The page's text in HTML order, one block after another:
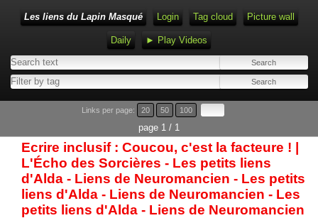
Les liens du Lapin Masqué Login Tag cloud Picture wall
Daily ► Play Videos
Links per page: 20 50 100
page 1 / 1
Ecrire inclusif : Coucou, c'est la facteure ! |
L'Écho des Sorcières - Les petits liens
d'Alda - Liens de Neuromancien - Les petits
liens d'Alda - Liens de Neuromancien - Les
petits liens d'Alda - Liens de Neuromancien